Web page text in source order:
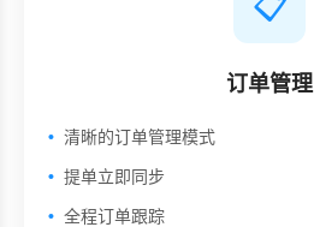
订单管理
清晰的订单管理模式
提单立即同步
全程订单跟踪